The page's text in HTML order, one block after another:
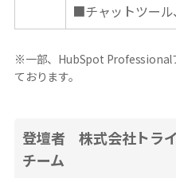
■チャットツー
※一部、HubSpot Professional
ております。
登壇者株式会社トラ
チーム